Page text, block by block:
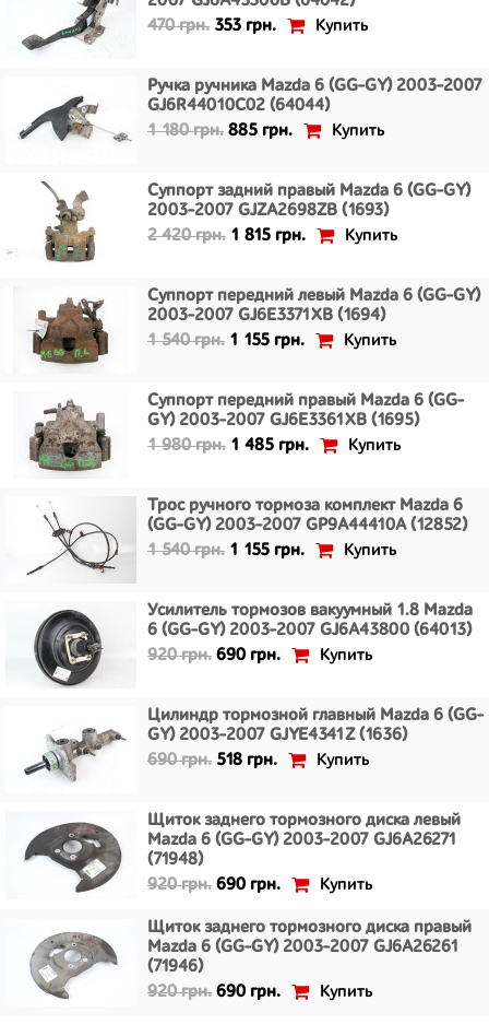
470 грн. 353 грн. Купить
Ручка ручника Mazda 6 (GG-GY) 2003-2007
GJ6R44010C02 (64044)
1 180 грн. 885 грн. Купить
Суппорт задний правый Mazda 6 (GG-GY)
2003-2007 GJZA2698ZB (1693)
2 420 грн. 1 815 грн. Купить
Суппорт передний левый Mazda 6 (GG-GY)
2003-2007 GJ6E3371XB (1694)
1 540 грн. 1 155 грн. Купить
Суппорт передний правый Mazda 6 (GG-
GY) 2003-2007 GJ6E3361XB (1695)
1 980 грн. 1 485 грн. Купить
Трос ручного тормоза комплект Mazda 6
(GG-GY) 2003-2007 GP9A44410A (12852)
1 540 грн. 1 155 грн. Купить
Усилитель тормозов вакуумный 1.8 Mazda
6 (GG-GY) 2003-2007 GJ6A43800 (64013)
920 грн. 690 грн. Купить
Цилиндр тормозной главный Mazda 6 (GG-
GY) 2003-2007 GJYE4341Z (1636)
690 грн. 518 грн. Купить
Щиток заднего тормозного диска левый
Mazda 6 (GG-GY) 2003-2007 GJ6A26271
(71948)
920 грн. 690 грн. Купить
Щиток заднего тормозного диска правый
Mazda 6 (GG-GY) 2003-2007 GJ6A26261
(71946)
920 грн. 690 грн. Купить